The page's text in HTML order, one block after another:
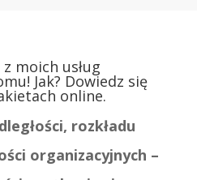
moich usług
Jak? Dowiedz się
online.
rozkładu
organizacyjnych –